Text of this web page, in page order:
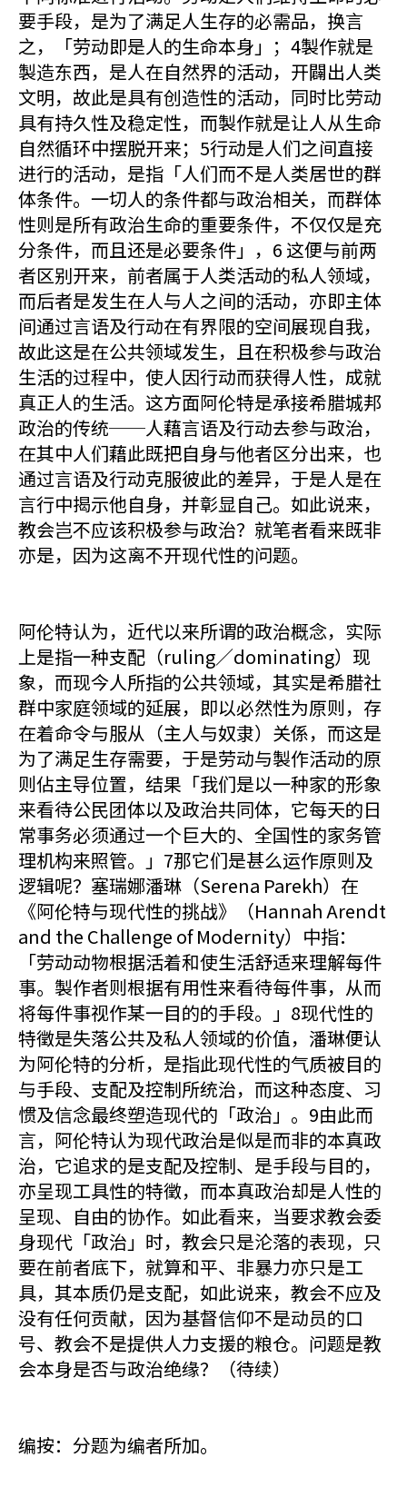
要手段，是为了满足人生存的必需品，换言
之，「劳动即是人的生命本身」；4製作就是
製造东西，是人在自然界的活动，开闢出人类
文明，故此是具有创造性的活动，同时比劳动
具有持久性及稳定性，而製作就是让人从生命
自然循环中摆脱开来；5行动是人们之间直接
进行的活动，是指「人们而不是人类居世的群
体条件。一切人的条件都与政治相关，而群体
性则是所有政治生命的重要条件，不仅仅是充
分条件，而且还是必要条件」，6 这便与前两
者区别开来，前者属于人类活动的私人领域，
而后者是发生在人与人之间的活动，亦即主体
间通过言语及行动在有界限的空间展现自我，
故此这是在公共领域发生，且在积极参与政治
生活的过程中，使人因行动而获得人性，成就
真正人的生活。这方面阿伦特是承接希腊城邦
政治的传统──人藉言语及行动去参与政治，
在其中人们藉此既把自身与他者区分出来，也
通过言语及行动克服彼此的差异，于是人是在
言行中揭示他自身，并彰显自己。如此说来，
教会岂不应该积极参与政治？就笔者看来既非
亦是，因为这离不开现代性的问题。
阿伦特认为，近代以来所谓的政治概念，实际
上是指一种支配（ruling／dominating）现
象，而现今人所指的公共领域，其实是希腊社
群中家庭领域的延展，即以必然性为原则，存
在着命令与服从（主人与奴隶）关係，而这是
为了满足生存需要，于是劳动与製作活动的原
则佔主导位置，结果「我们是以一种家的形象
来看待公民团体以及政治共同体，它每天的日
常事务必须通过一个巨大的、全国性的家务管
理机构来照管。」7那它们是甚么运作原则及
逻辑呢？塞瑞娜潘琳（Serena Parekh）在
《阿伦特与现代性的挑战》（Hannah Arendt
and the Challenge of Modernity）中指：
「劳动动物根据活着和使生活舒适来理解每件
事。製作者则根据有用性来看待每件事，从而
将每件事视作某一目的的手段。」8现代性的
特徵是失落公共及私人领域的价值，潘琳便认
为阿伦特的分析，是指此现代性的气质被目的
与手段、支配及控制所统治，而这种态度、习
惯及信念最终塑造现代的「政治」。9由此而
言，阿伦特认为现代政治是似是而非的本真政
治，它追求的是支配及控制、是手段与目的，
亦呈现工具性的特徵，而本真政治却是人性的
呈现、自由的协作。如此看来，当要求教会委
身现代「政治」时，教会只是沦落的表现，只
要在前者底下，就算和平、非暴力亦只是工
具，其本质仍是支配，如此说来，教会不应及
没有任何贡献，因为基督信仰不是动员的口
号、教会不是提供人力支援的粮仓。问题是教
会本身是否与政治绝缘？（待续）
编按：分题为编者所加。